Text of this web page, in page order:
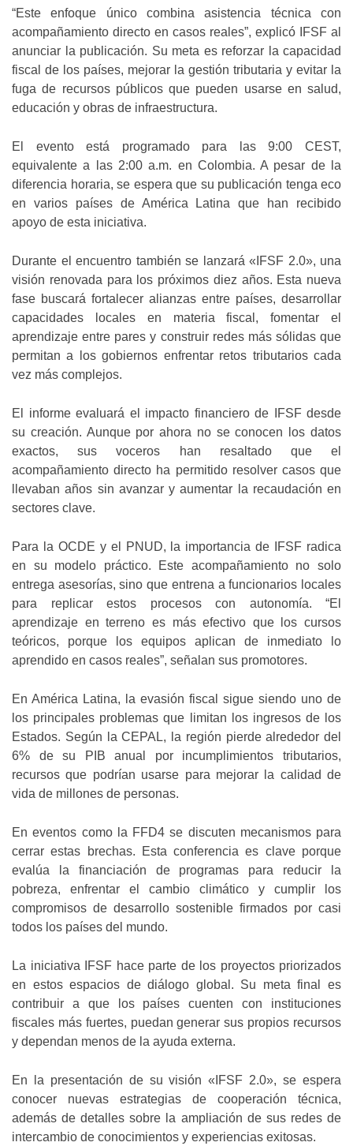
“Este enfoque único combina asistencia técnica con
acompañamiento directo en casos reales”, explicó IFSF al
anunciar la publicación. Su meta es reforzar la capacidad
fiscal de los países, mejorar la gestión tributaria y evitar la
fuga de recursos públicos que pueden usarse en salud,
educación y obras de infraestructura.
El evento está programado para las 9:00 CEST,
equivalente a las 2:00 a.m. en Colombia. A pesar de la
diferencia horaria, se espera que su publicación tenga eco
en varios países de América Latina que han recibido
apoyo de esta iniciativa.
Durante el encuentro también se lanzará «IFSF 2.0», una
visión renovada para los próximos diez años. Esta nueva
fase buscará fortalecer alianzas entre países, desarrollar
capacidades locales en materia fiscal, fomentar el
aprendizaje entre pares y construir redes más sólidas que
permitan a los gobiernos enfrentar retos tributarios cada
vez más complejos.
El informe evaluará el impacto financiero de IFSF desde
su creación. Aunque por ahora no se conocen los datos
exactos, sus voceros han resaltado que el
acompañamiento directo ha permitido resolver casos que
llevaban años sin avanzar y aumentar la recaudación en
sectores clave.
Para la OCDE y el PNUD, la importancia de IFSF radica
en su modelo práctico. Este acompañamiento no solo
entrega asesorías, sino que entrena a funcionarios locales
para replicar estos procesos con autonomía. “El
aprendizaje en terreno es más efectivo que los cursos
teóricos, porque los equipos aplican de inmediato lo
aprendido en casos reales”, señalan sus promotores.
En América Latina, la evasión fiscal sigue siendo uno de
los principales problemas que limitan los ingresos de los
Estados. Según la CEPAL, la región pierde alrededor del
6% de su PIB anual por incumplimientos tributarios,
recursos que podrían usarse para mejorar la calidad de
vida de millones de personas.
En eventos como la FFD4 se discuten mecanismos para
cerrar estas brechas. Esta conferencia es clave porque
evalúa la financiación de programas para reducir la
pobreza, enfrentar el cambio climático y cumplir los
compromisos de desarrollo sostenible firmados por casi
todos los países del mundo.
La iniciativa IFSF hace parte de los proyectos priorizados
en estos espacios de diálogo global. Su meta final es
contribuir a que los países cuenten con instituciones
fiscales más fuertes, puedan generar sus propios recursos
y dependan menos de la ayuda externa.
En la presentación de su visión «IFSF 2.0», se espera
conocer nuevas estrategias de cooperación técnica,
además de detalles sobre la ampliación de sus redes de
intercambio de conocimientos y experiencias exitosas.